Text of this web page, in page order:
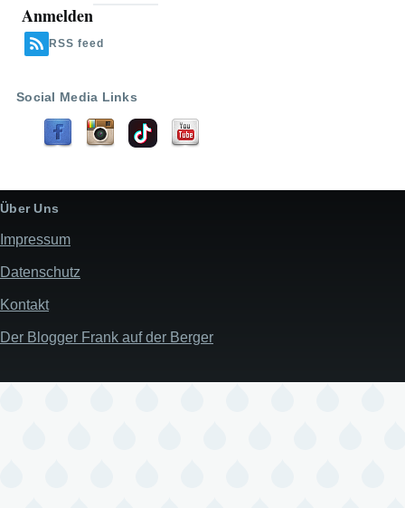
Benutzermenü
Anmelden
RSS feed
Social Media Links
Über Uns
Impressum
Datenschutz
Kontakt
Der Blogger Frank auf der Berger